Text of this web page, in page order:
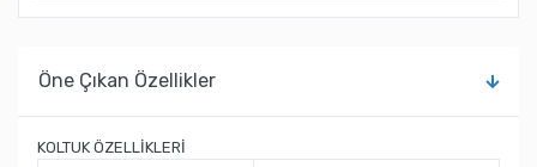
Öne Çıkan Özellikler
KOLTUK ÖZELLİKLERİ